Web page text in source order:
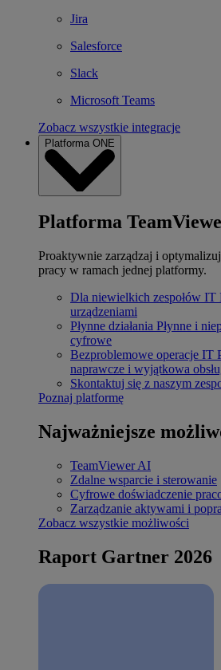
Jira
Salesforce
Slack
Microsoft Teams
Zobacz wszystkie integracje
Platforma ONE
Platforma
Proaktywnie zarządzaj i
pracy w ramach jednej platformy.
Dla niewielkich zespołów IT
urządzeniami
Płynne działania Płynne i
cyfrowe
Bezproblemowe operacje IT
naprawcze i wyjątkowa
Skontaktuj się z naszym
Poznaj platformę
Najważniejsze
TeamViewer AI
Zdalne wsparcie i sterowanie
Cyfrowe doświadczenie
Zarządzanie aktywami i
Zobacz wszystkie możliwości
Raport Gartner 2026